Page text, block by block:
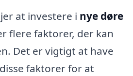
at investere i nye døre
flere faktorer, der kan
Det er vigtigt at have
faktorer for at